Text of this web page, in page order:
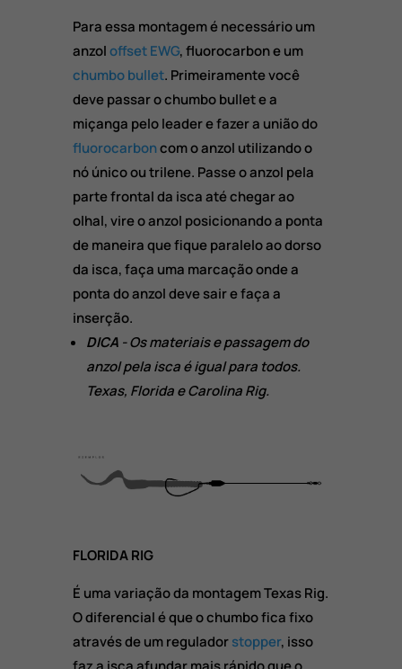
Para essa montagem é necessário um
anzoloffset EWG, fluorocarbon e um
chumbo bullet. Primeiramente você
deve passar o chumbo bullet e a
miçanga pelo leader e fazer a união do
fluorocarboncom o anzol utilizando o
nó único ou trilene. Passe o anzol pela
parte frontal da isca até chegar ao
olhal, vire o anzol posicionando a ponta
de maneira que fique paralelo ao dorso
da isca, faça uma marcação onde a
ponta do anzol deve sair e faça a
inserção.
DICA- Os materiais e passagem do
anzol pela isca é igual para todos.
Texas, Florida e Carolina Rig.
FLORIDA RIG
É uma variação da montagem Texas Rig.
O diferencial é que o chumbo fica fixo
através de um reguladorstopper, isso